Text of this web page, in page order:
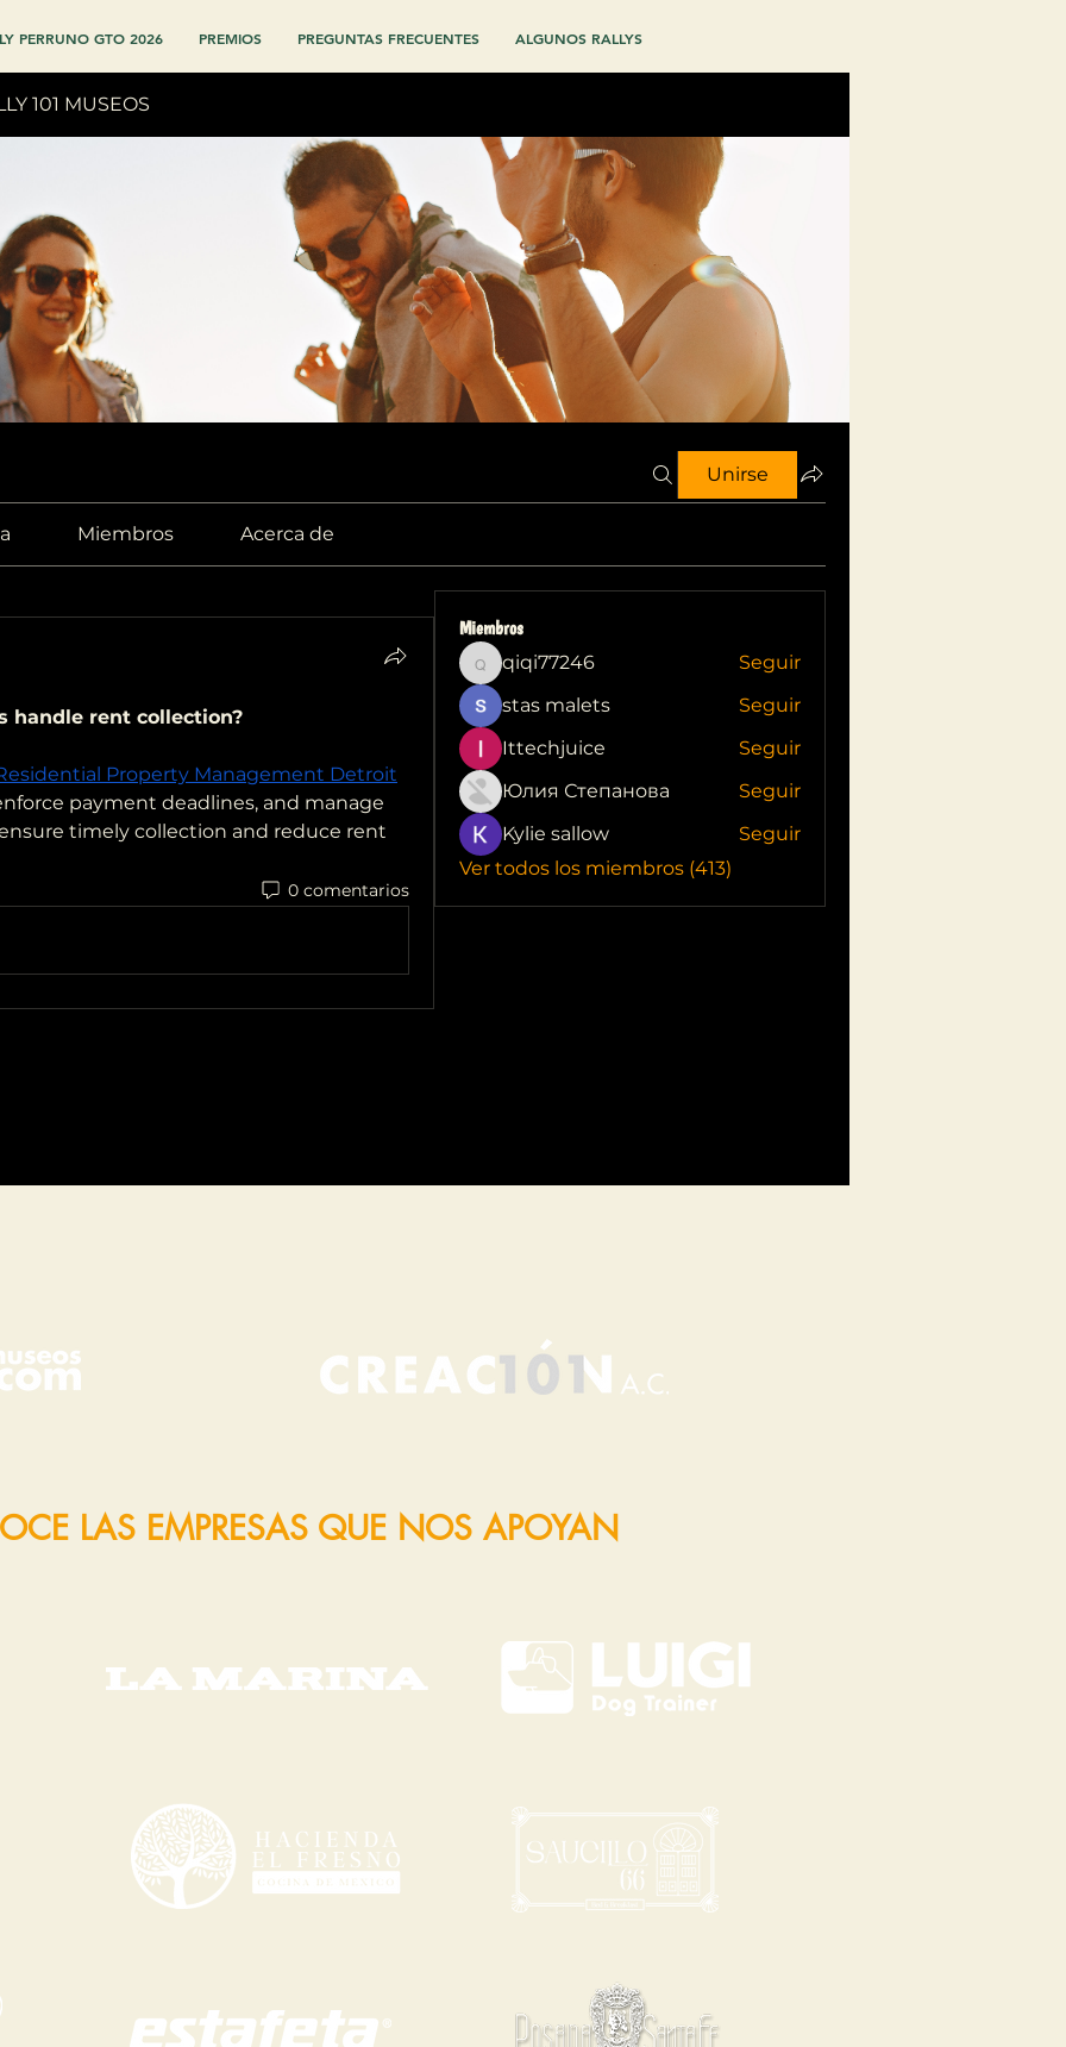
PERRUNO GTO 2026 PREMIOS PREGUNTAS FRECUENTES ALGUNOS RALLYS
101 MUSEOS
Unirse
Miembros Acerca de
handle rent collection?
Property Management Detroit
payment deadlines, and manage
timely collection and reduce rent
0 comentarios
Miembros
qiqi77246
qiqi77246
Seguir
stas malets
Seguir
Ittechjuice
Seguir
Юлия Степанова
Seguir
Kylie sallow
Seguir
Ver todos los miembros (413)
LAS EMPRESAS QUE NOS APOYAN